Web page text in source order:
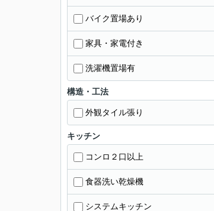
バイク置場あり
家具・家電付き
洗濯機置場有
構造・工法
外観タイル張り
キッチン
コンロ２口以上
食器洗い乾燥機
システムキッチン